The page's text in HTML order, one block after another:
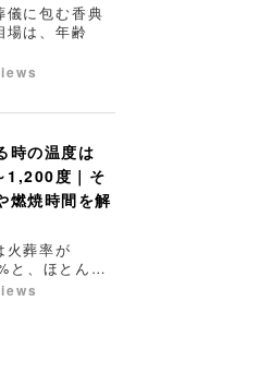
儀に包む香典
場は、年齢
時の温度は
1,200度｜そ
燃焼時間を解
火葬率が
と、ほとん…